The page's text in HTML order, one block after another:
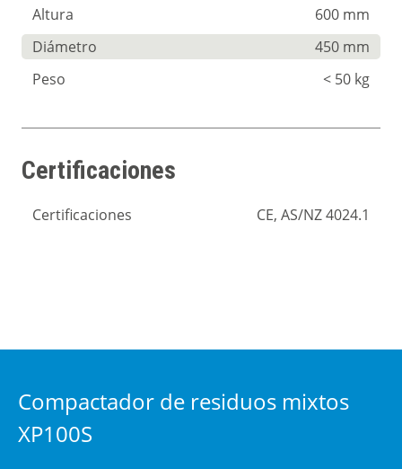
Altura
600 mm
Diámetro
450 mm
Peso
< 50 kg
Certificaciones
Certificaciones CE, AS/NZ 4024.1
Compactador de residuos mixtos
XP100S